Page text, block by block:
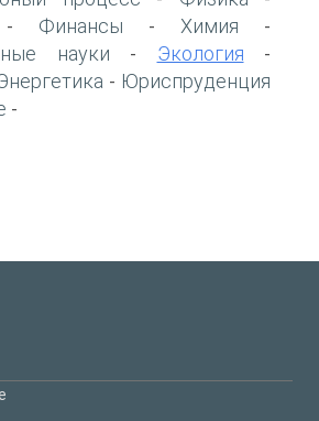
Финансы - Химия -
науки - Экология -
- Юриспруденция
-